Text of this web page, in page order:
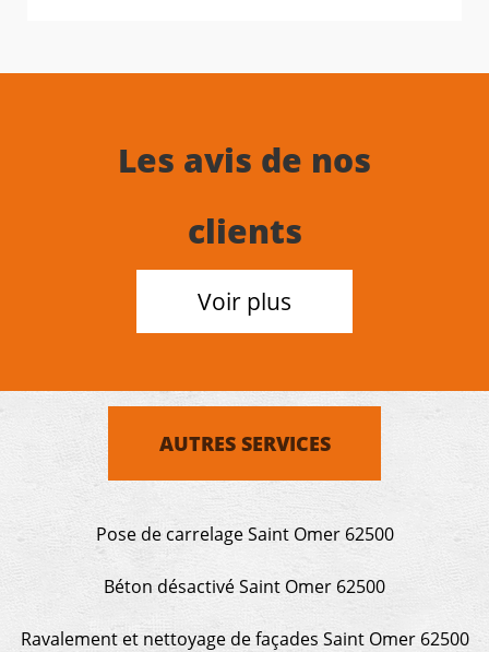
Les avis de nos
clients
Voir plus
AUTRES SERVICES
Pose de carrelage Saint Omer 62500
Béton désactivé Saint Omer 62500
Ravalement et nettoyage de façades Saint Omer 62500